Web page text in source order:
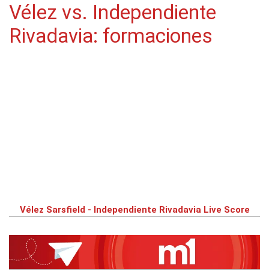
Vélez vs. Independiente
Rivadavia: formaciones
Vélez Sarsfield - Independiente Rivadavia Live Score